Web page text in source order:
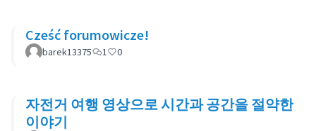
Cześć forumowicze!
barek13375 1 0
자전거 여행 영상으로 시간과 공간을 절약한
이야기